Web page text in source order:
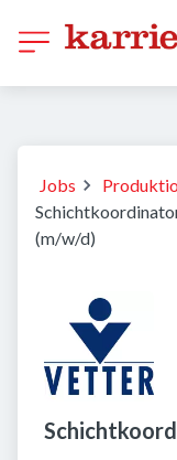
Jobs
(m/w/d)